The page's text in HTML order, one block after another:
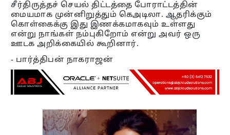
சீர்திருத்தச் செயல் திட்டத்தை போராட்டத்தின்
மையமாக முன்னிறுத்தும் கெஅடிலா. ஆதரிக்கும்
கொள்கைக்கு இது இணக்கமாகவும் உள்ளது
என்று நாங்கள் நம்புகிறோம் என்று அவர் ஒரு
ஊடக அறிக்கையில் கூறினார்.
- பார்த்திபன் நாகராஜன்